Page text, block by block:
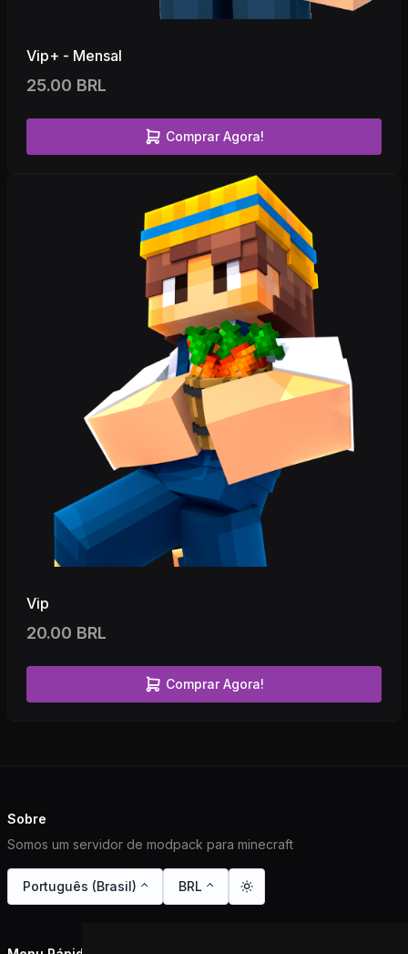
Vip+ - Mensal
25.00 BRL
Comprar Agora!
Vip
20.00 BRL
Comprar Agora!
Sobre
Somos um servidor de modpack para minecraft
Português (Brasil) BRL